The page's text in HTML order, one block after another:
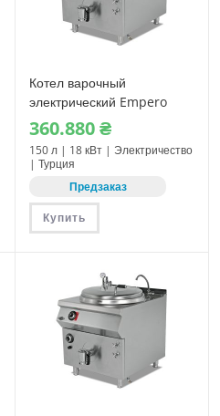
Котел варочный
электрический Empero
EMP.PLS.KTE.150
360.880₴
150 л | 18 кВт | Электричество
| Турция
Предзаказ
Купить